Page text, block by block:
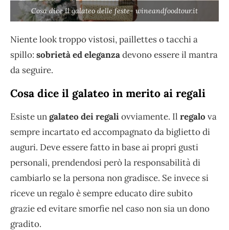
Cosa dice il galateo delle feste- wineandfoodtour.it
Niente look troppo vistosi, paillettes o tacchi a
spillo: sobrietà ed eleganzadevono essere il mantra
da seguire.
Cosa dice il galateo in merito ai regali
Esiste ungalateo dei regaliovviamente. Il regalo va
sempre incartato ed accompagnato da biglietto di
auguri. Deve essere fatto in base ai propri gusti
personali, prendendosi però la responsabilità di
cambiarlo se la persona non gradisce. Se invece si
riceve un regalo è sempre educato dire subito
grazie ed evitare smorfie nel caso non sia un dono
gradito.